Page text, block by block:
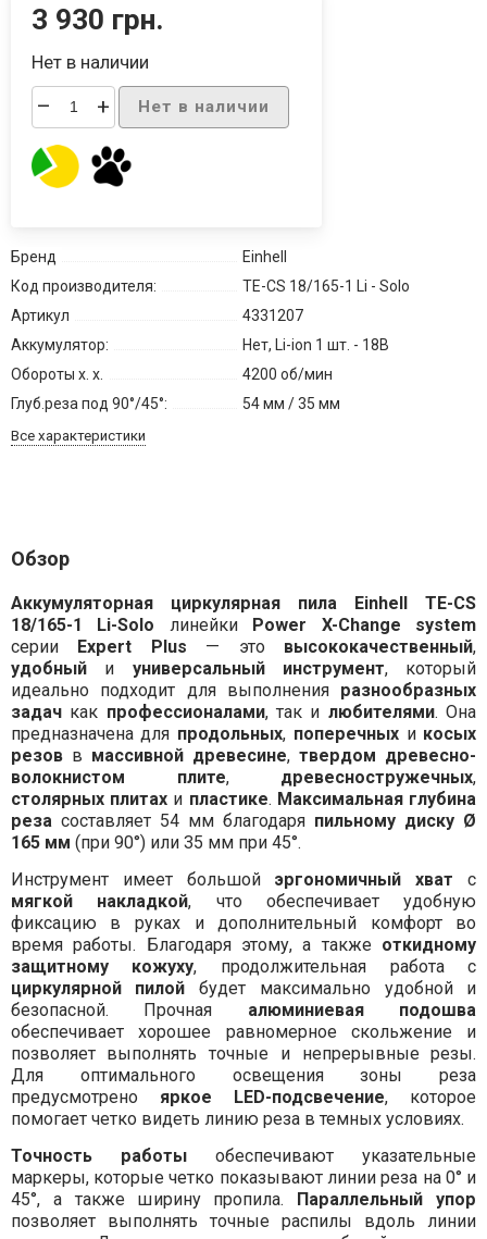
3 930 грн.
Нет в наличии
– + Нет в наличии
Бренд
Einhell
Код производителя:
TE-CS 18/165-1 Li - Solo
Артикул
4331207
Аккумулятор:
Нет, Li-ion 1 шт. - 18В
Обороты х. х.
4200 об/мин
Глуб.реза под 90°/45°:
54 мм / 35 мм
Все характеристики
Обзор
Аккумуляторная циркулярная пила
Einhell TE-CS
18/165-1 Li-Solo линейки
Power X-Change system
серии
Expert Plus — это высококачественный,
удобныйи универсальный инструмент, который
идеально подходит для выполнения разнообразных
задачкак профессионалами, так и любителями. Она
предназначена для продольных, поперечныхи косых
резовв массивной древесине,твердом древесно-
волокнистом плите, древесностружечных,
столярных плитах и пластике. Максимальная глубина
резасоставляет 54 мм благодаря пильному диску Ø
165 мм (при 90°) или 35 мм при 45°.
Инструмент имеет большой эргономичный хват с
мягкой накладкой, что обеспечивает удобную
фиксацию в руках и дополнительный комфорт во
время работы. Благодаря этому, а также откидному
защитному кожуху, продолжительная работа с
циркулярной пилой будет максимально удобной и
безопасной. Прочная алюминиевая подошва
обеспечивает хорошее равномерное скольжение и
позволяет выполнять точные и непрерывные резы.
Для оптимального освещения зоны реза
предусмотрено яркое LED-подсвечение, которое
помогает четко видеть линию реза в темных условиях.
Точность работыобеспечивают указательные
маркеры, которые четко показывают линии реза на 0° и
45°, а также ширину пропила.
Параллельный упор
позволяет выполнять точные распилы вдоль линии